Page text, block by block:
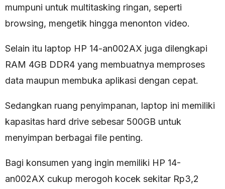
mumpuni untuk multitasking ringan, seperti
browsing, mengetik hingga menonton video.
Selain itu laptop HP 14-an002AX juga dilengkapi
RAM 4GB DDR4 yang membuatnya memproses
data maupun membuka aplikasi dengan cepat.
Sedangkan ruang penyimpanan, laptop ini memiliki
kapasitas hard drive sebesar 500GB untuk
menyimpan berbagai file penting.
Bagi konsumen yang ingin memiliki HP 14-
an002AX cukup merogoh kocek sekitar Rp3,2